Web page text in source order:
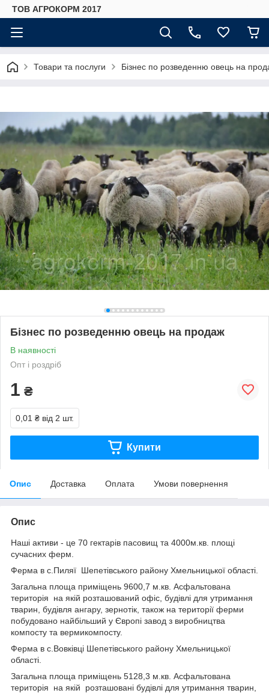
ТОВ АГРОКОРМ 2017
Товари та послуги Бізнес по розведенню овець на
Бізнес по розведенню овець на продаж
В наявності
Опт і роздріб
1 ₴
0,01 ₴ від 2 шт.
Купити
Опис Доставка Оплата Умови повернення
Опис
Наші активи - це 70 гектарів пасовищ та 4000м.кв. площі
сучасних ферм.
Ферма в с.Пиляї Шепетівського району Хмельницької області.
Загальна площа приміщень 9600,7 м.кв. Асфальтована
територія на якій розташований офіс, будівлі для утримання
тварин, будівля ангару, зернотік, також на території ферми
побудовано найбільший у Європі завод з виробництва
компосту та вермикомпосту.
Ферма в с.Вовківці Шепетівського району Хмельницької
області.
Загальна площа приміщень 5128,3 м.кв. Асфальтована
територія на якій розташовані будівлі для утримання тварин,